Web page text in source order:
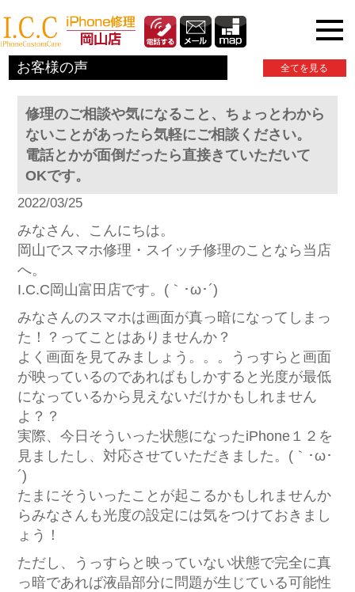
お客様の声 全てを見る
修理のご相談や気になること、ちょっとわから
ないことがあったら気軽にご相談ください。
電話とかが面倒だったら直接きていただいて
OKです。
2022/03/25
みなさん、こんにちは。
岡山でスマホ修理・スイッチ修理のことなら当店
へ。
I.C.C岡山富田店です。(｀･ω･´)ゞ
みなさんのスマホは画面が真っ暗になってしまっ
た！？ってことはありませんか？
よく画面を見てみましょう。。。うっすらと画面
が映っているのであればもしかすると光度が最低
になっているから見えないだけかもしれません
よ？？
実際、今日そういった状態になったiPhone１２を
見ましたし、対応させていただきました。(｀･ω･
´)ゞ
たまにそういったことが起こるかもしれませんか
らみなさんも光度の設定には気をつけておきまし
ょう！
ただし、うっすらと映っていない状態で完全に真
っ暗であれば液晶部分に問題が生じている可能性